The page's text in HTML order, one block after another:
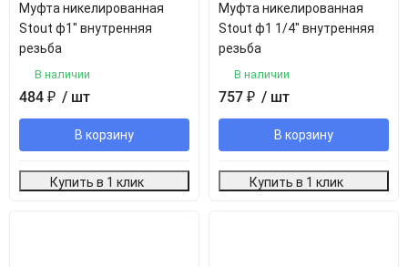
Муфта никелированная
Stout ф1" внутренняя
резьба
В наличии
484 ₽ / шт
В корзину
Купить в 1 клик
Муфта никелированная
Stout ф1 1/4" внутренняя
резьба
В наличии
757 ₽ / шт
В корзину
Купить в 1 клик